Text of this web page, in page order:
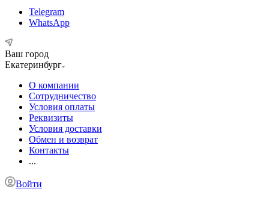
Telegram
WhatsApp
Ваш город
Екатеринбург
О компании
Сотрудничество
Условия оплаты
Реквизиты
Условия доставки
Обмен и возврат
Контакты
...
Войти